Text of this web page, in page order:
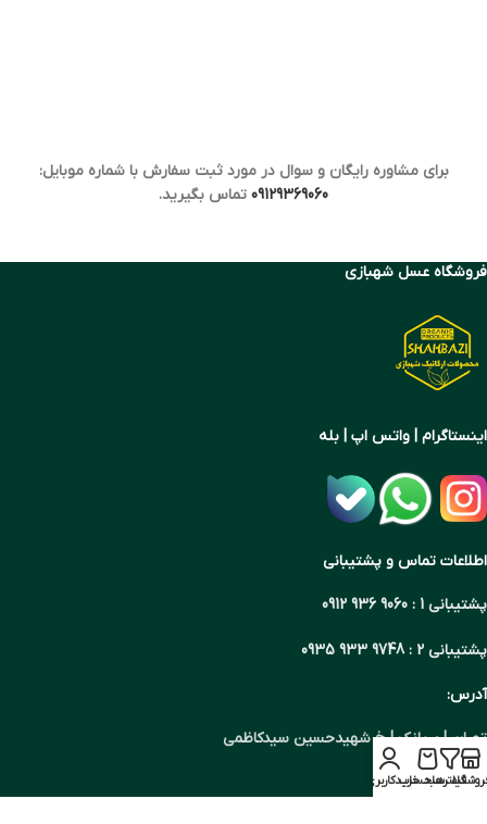
برای مشاوره رایگان و سوال در مورد ثبت سفارش با شماره موبایل:
09129369060 تماس بگیرید.
فروشگاه عسل شهبازی
اینستاگرام | واتس اپ | بله
اطلاعات تماس و پشتیبانی
پشتیبانی 1 : 9060 936 0912
پشتیبانی 2 : 9748 933 0935
آدرس:
تهران | بریانک | خ شهیدحسین سیدکاظمی
فیلترهاسبد خرید
حساب کاربری من